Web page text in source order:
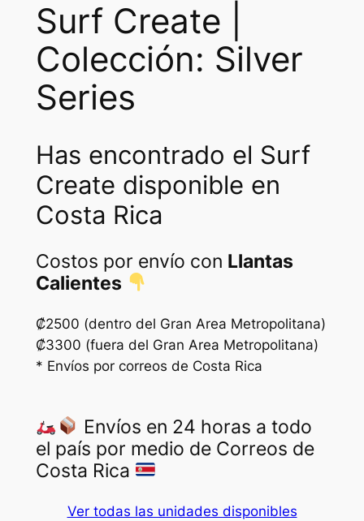
Surf Create |
Colección: Silver
Series
Has encontrado el Surf
Create disponible en
Costa Rica
Costos por envío con Llantas
Calientes
₡2500 (dentro del Gran Area Metropolitana)
₡3300 (fuera del Gran Area Metropolitana)
* Envíos por correos de Costa Rica
Envíos en 24 horas a todo
el país por medio de Correos de
Costa Rica
Ver todas las unidades disponibles